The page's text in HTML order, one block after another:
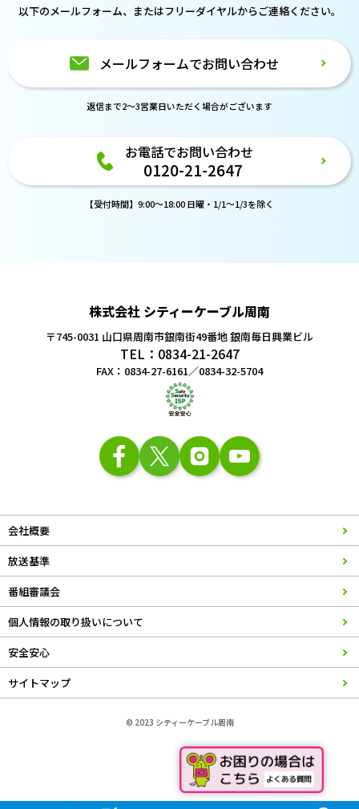
以下のメールフォーム、またはフリーダイヤルからご連絡ください。
メールフォームでお問い合わせ
返信まで2～3営業日いただく場合がございます
お電話でお問い合わせ
0120-21-2647
【受付時間】9:00～18:00 日曜・1/1～1/3を除く
株式会社 シティーケーブル周南
〒745-0031 山口県周南市銀南街49番地銀南毎日興業ビル
TEL：0834-21-2647
FAX：0834-27-6161／0834-32-5704
会社概要
放送基準
番組審議会
個人情報の取り扱いについて
安全安心
サイトマップ
© 2023 シティーケーブル周南